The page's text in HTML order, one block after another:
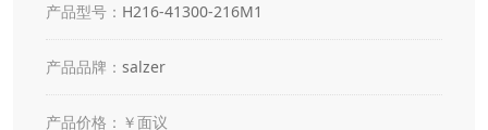
产品型号： H216-41300-216M1
产品品牌： salzer
产品价格：￥面议